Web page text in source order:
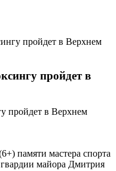
пройдет в Верхнем
пройдет в
памяти мастера спорта
майора Дмитрия